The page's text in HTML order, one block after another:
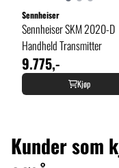
Sennheiser
Sennheiser SKM 2020-D
Handheld Transmitter
9.775,-
Kjøp
Kunder som